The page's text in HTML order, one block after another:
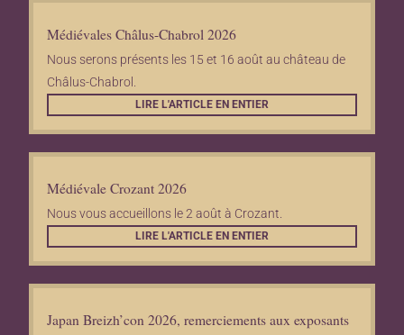
Médiévales Châlus-Chabrol 2026
Nous serons présents les 15 et 16 août au château de
Châlus-Chabrol.
LIRE L'ARTICLE EN ENTIER
Médiévale Crozant 2026
Nous vous accueillons le 2 août à Crozant.
LIRE L'ARTICLE EN ENTIER
Japan Breizh’con 2026, remerciements aux exposants